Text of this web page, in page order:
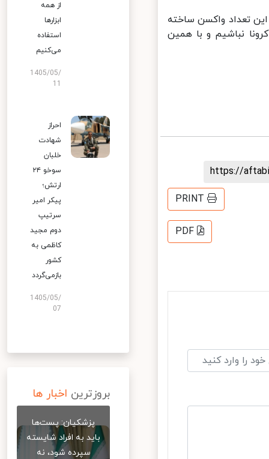
تعداد واکسن ساخته
نباشیم و با همین
https://
PRINT
PDF
از همه
ابزارها
استفاده
می‌کنیم
1405/05/
احراز
شهادت
خلبان
سوخو ۲۴
ارتش؛
پیکر امیر
سرتیپ
دوم مجید
کاظمی به
کشور
بازمی‌گردد
1405/05/
07
بروزترین اخبار ها
پزشکیان: پست‌ها
باید به افراد شایسته
سپرده شود، نه